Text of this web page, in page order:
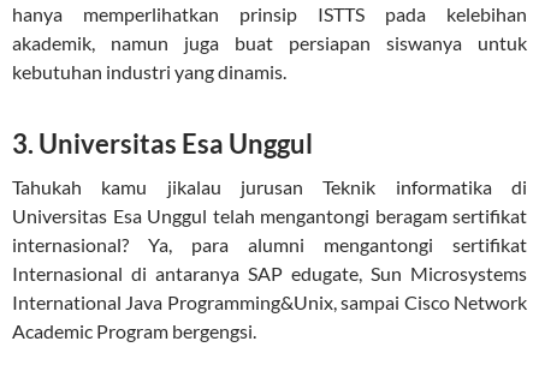
hanya memperlihatkan prinsip ISTTS pada kelebihan
akademik, namun juga buat persiapan siswanya untuk
kebutuhan industri yang dinamis.
3. Universitas Esa Unggul
Tahukah kamu jikalau jurusan Teknik informatika di
Universitas Esa Unggul telah mengantongi beragam sertifikat
internasional? Ya, para alumni mengantongi sertifikat
Internasional di antaranya SAP edugate, Sun Microsystems
International Java Programming&Unix, sampai Cisco Network
Academic Program bergengsi.